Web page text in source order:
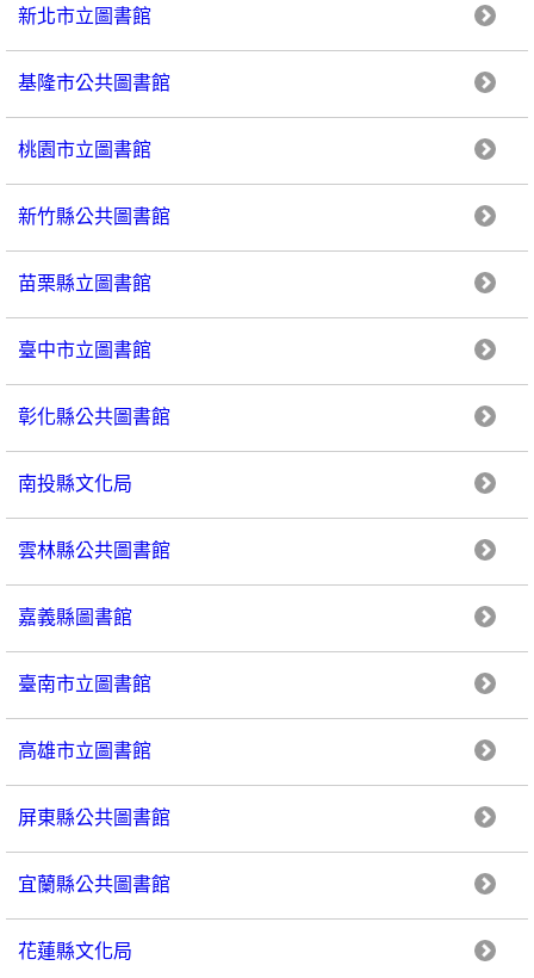
新北市立圖書館
基隆市公共圖書館
桃園市立圖書館
新竹縣公共圖書館
苗栗縣立圖書館
臺中市立圖書館
彰化縣公共圖書館
南投縣文化局
雲林縣公共圖書館
嘉義縣圖書館
臺南市立圖書館
高雄市立圖書館
屏東縣公共圖書館
宜蘭縣公共圖書館
花蓮縣文化局